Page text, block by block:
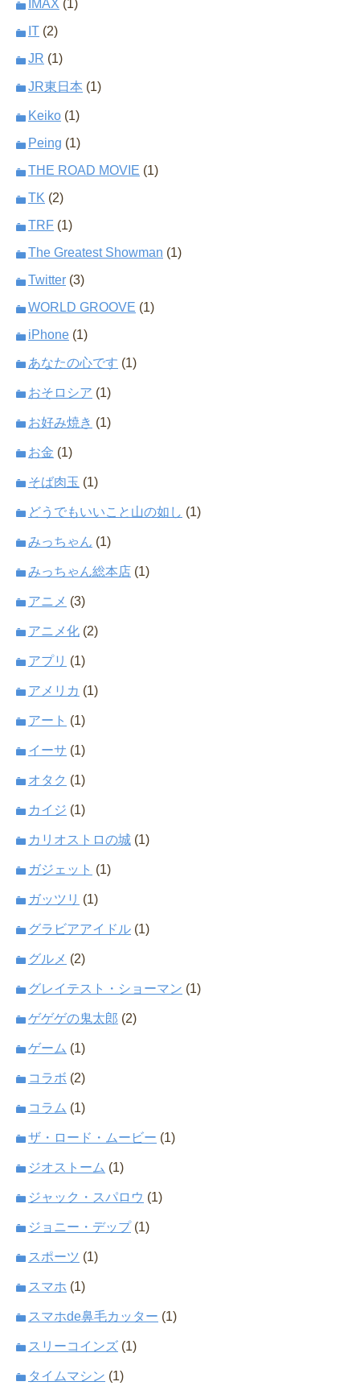
IMAX (1)
IT (2)
JR (1)
JR東日本 (1)
Keiko (1)
Peing (1)
THE ROAD MOVIE (1)
TK (2)
TRF (1)
The Greatest Showman (1)
Twitter (3)
WORLD GROOVE (1)
iPhone (1)
あなたの心です (1)
おそロシア (1)
お好み焼き (1)
お金 (1)
そば肉玉 (1)
どうでもいいこと山の如し (1)
みっちゃん (1)
みっちゃん総本店 (1)
アニメ (3)
アニメ化 (2)
アプリ (1)
アメリカ (1)
アート (1)
イーサ (1)
オタク (1)
カイジ (1)
カリオストロの城 (1)
ガジェット (1)
ガッツリ (1)
グラビアアイドル (1)
グルメ (2)
グレイテスト・ショーマン (1)
ゲゲゲの鬼太郎 (2)
ゲーム (1)
コラボ (2)
コラム (1)
ザ・ロード・ムービー (1)
ジオストーム (1)
ジャック・スパロウ (1)
ジョニー・デップ(1)
スポーツ (1)
スマホ (1)
スマホde鼻毛カッター (1)
スリーコインズ (1)
タイムマシン (1)